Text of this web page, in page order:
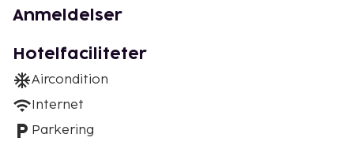
Anmeldelser
Hotelfaciliteter
Aircondition
Internet
Parkering